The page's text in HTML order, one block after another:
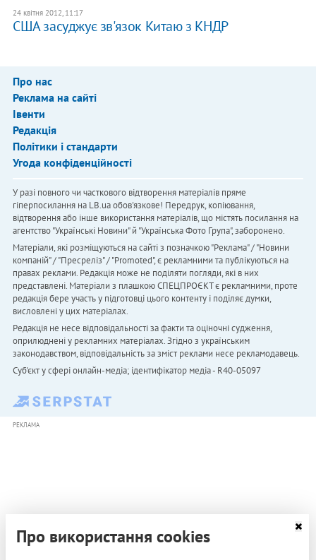
24 квітня 2012, 11:17
​США засуджує зв'язок Китаю з КНДР
Про нас
Реклама на сайті
Івенти
Редакція
Політики і стандарти
Угода конфіденційності
У разі повного чи часткового відтворення матеріалів пряме
гіперпосилання на LB.ua обов'язкове! Передрук, копіювання,
відтворення або інше використання матеріалів, що містять посилання на
агентство "Українськi Новини" й "Українська Фото Група", заборонено.
Матеріали, які розміщуються на сайті з позначкою "Реклама" / "Новини
компаній" / "Пресреліз" / "Promoted", є рекламними та публікуються на
правах реклами. Редакція може не поділяти погляди, які в них
представлені. Матеріали з плашкою СПЕЦПРОЄКТ є рекламними, проте
редакція бере участь у підготовці цього контенту і поділяє думки,
висловлені у цих матеріалах.
Редакція не несе відповідальності за факти та оціночні судження,
оприлюднені у рекламних матеріалах. Згідно з українським
законодавством, відповідальність за зміст реклами несе рекламодавець.
Cуб'єкт у сфері онлайн-медіа; ідентифікатор медіа - R40-05097
РЕКЛАМА
Про використання cookies